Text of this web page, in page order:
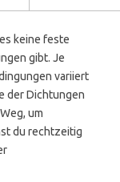
keine feste
gibt. Je
variiert
der Dichtungen
um
du rechtzeitig